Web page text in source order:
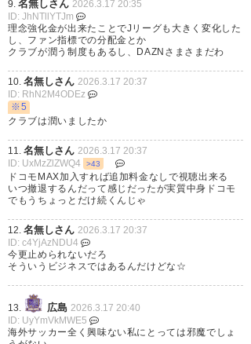
— ヒロキ (Hi69n_HF)
17
自分は今学割で入ってて1600円
で観れてるけれど流石に4200円
から値下げしてくれよ…あと
DAZNガールズまだあるのか知
らんけれどあれにお金使うなら
もっと使うべき所あるからな
— アルモンド・ブロヤ
(yuzu_norbert_09)2026, 3月
17
9. 名無しさん 2026.3.17 20:35
ID: JhNTllYTJm
理念強化金が出来たことでJリーグも大きく変化した
し、ファン指標での分配金とか
クラブが潤う制度もあるし、DAZNさまさまだわ
10. 名無しさん 2026.3.17 20:37
ID: RhN2M4ODEz
※5
クラブは潤いましたか
11. 名無しさん 2026.3.17 20:37
ID: UxMzZlZWQ4
>43
ドコモMAX加入すれば追加料金なしで視聴出来る
いつ撤退するんだって感じだったが実質中身ドコモ
でもうちょっとだけ続くんじゃ
12. 名無しさん 2026.3.17 20:37
ID: c4YjAzNDU4
今更止められないだろ
そういうビジネスではあるんだけどな☆
13. 広島 2026.3.17 20:40
ID: UyYmVkMWE5
海外サッカー全く興味ない私にとっては邪魔でしょ